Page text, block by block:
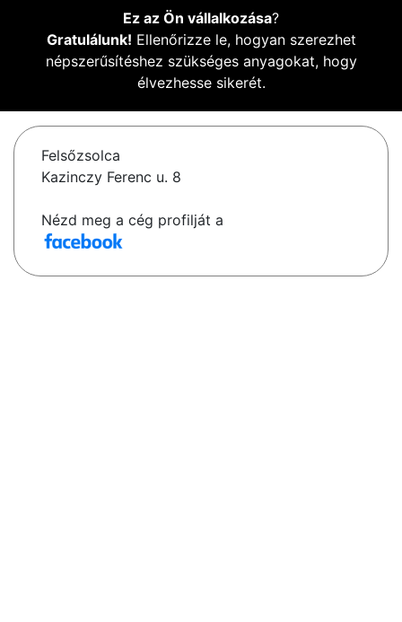
Ez az Ön vállalkozása?
Gratulálunk! Ellenőrizze le, hogyan szerezhet
népszerűsítéshez szükséges anyagokat, hogy
élvezhesse sikerét.
Felsőzsolca
Kazinczy Ferenc u. 8
Nézd meg a cég profilját a